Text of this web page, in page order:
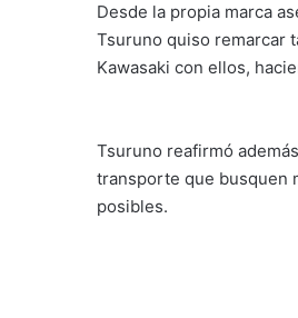
Desde la propia marca
Tsuruno quiso remarcar
Kawasaki con ellos,
Tsuruno reafirmó
transporte que busquen
posibles.